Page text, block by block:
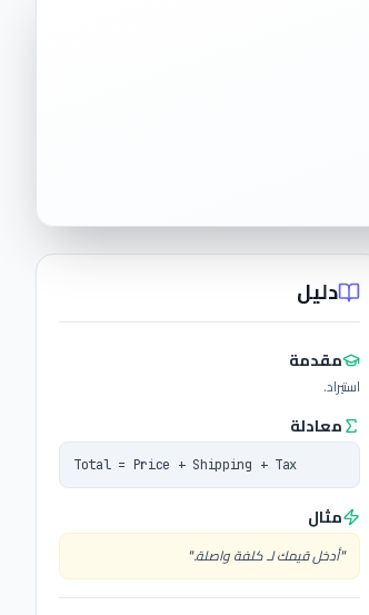
دليل
مقدمة
استيراد.
معادلة
Total = Price + Shipping + Tax
مثال
"أدخل قيمك لـ كلفة واصلة."